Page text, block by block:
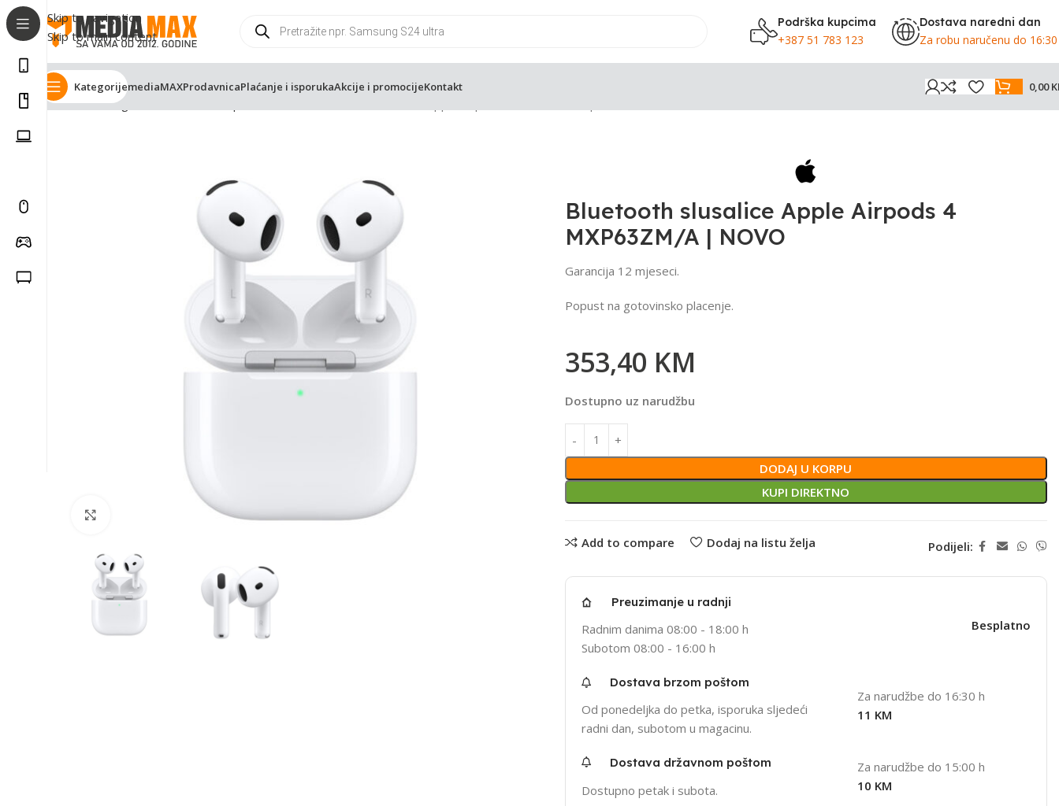
Skip to navigation
Skip to main content
Podrška kupcima
+387 51 783 123
Dostava naredni dan
Za robu naručenu do
KategorijemediaMAXProdavnicaPlaćanje i isporukaAkcije i promocijeKontakt 0,00
Početna Trgovina
Bluetooth slusalice Apple Airpods 4
MXP63ZM/A | NOVO
Garancija 12 mjeseci.
Popust na gotovinsko placenje.
353,40 KM
Dostupno uz narudžbu
DODAJ U KORPU
KUPI DIREKTNO
Add to compare Dodaj na listu želja Podijeli:
Preuzimanje u radnji
Radnim danima 08:00 - 18:00 h
Subotom 08:00 - 16:00 h
Besplatno
Dostava brzom poštom
Od ponedeljka do petka, isporuka sljedeći
radni dan, subotom u magacinu.
Za narudžbe do 16:30 h
11 KM
Dostava državnom poštom
Dostupno petak i subota.
Za narudžbe do 15:00 h
10 KM